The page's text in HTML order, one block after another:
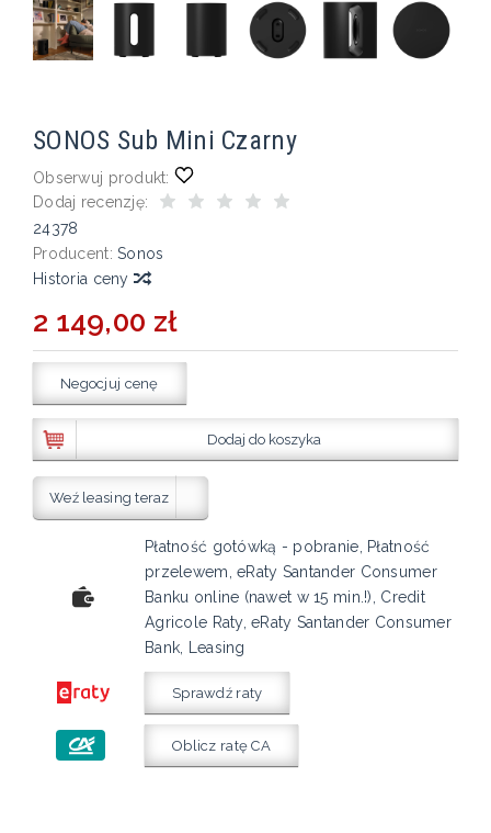
SONOS Sub Mini Czarny
Obserwuj produkt:
Dodaj recenzję:
24378
Producent: Sonos
Historia ceny
2 149,00 zł
Negocjuj cenę
Dodaj do koszyka
Weź leasing teraz
Płatność gotówką - pobranie, Płatność
przelewem, eRaty Santander Consumer
Banku online (nawet w 15 min.!), Credit
Agricole Raty, eRaty Santander Consumer
Bank, Leasing
Sprawdź raty
Oblicz ratę CA